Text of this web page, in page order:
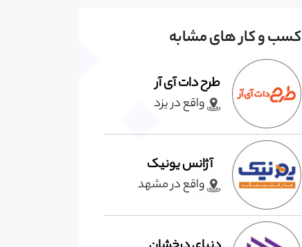
کسب و کار های مشابه
طرح دات آی آر
واقع در يزد
آژانس یونیک
واقع در مشهد